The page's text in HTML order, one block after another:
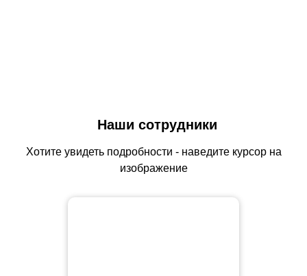
Наши сотрудники
Хотите увидеть подробности - наведите курсор на
изображение